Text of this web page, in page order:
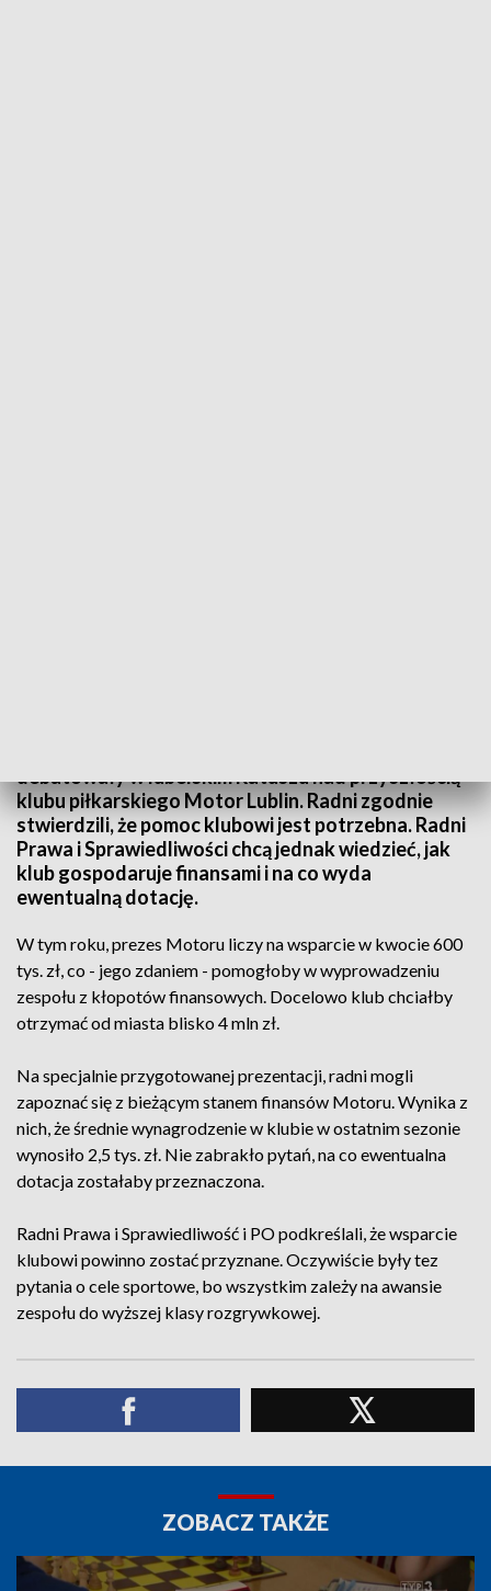
debatowały w lubelskim Ratuszu nad przyszłością
klubu piłkarskiego Motor Lublin. Radni zgodnie
stwierdzili, że pomoc klubowi jest potrzebna. Radni
Prawa i Sprawiedliwości chcą jednak wiedzieć, jak
klub gospodaruje finansami i na co wyda
ewentualną dotację.
W tym roku, prezes Motoru liczy na wsparcie w kwocie 600
tys. zł, co - jego zdaniem - pomogłoby w wyprowadzeniu
zespołu z kłopotów finansowych. Docelowo klub chciałby
otrzymać od miasta blisko 4 mln zł.
Na specjalnie przygotowanej prezentacji, radni mogli
zapoznać się z bieżącym stanem finansów Motoru. Wynika z
nich, że średnie wynagrodzenie w klubie w ostatnim sezonie
wynosiło 2,5 tys. zł. Nie zabrakło pytań, na co ewentualna
dotacja zostałaby przeznaczona.
Radni Prawa i Sprawiedliwość i PO podkreślali, że wsparcie
klubowi powinno zostać przyznane. Oczywiście były tez
pytania o cele sportowe, bo wszystkim zależy na awansie
zespołu do wyższej klasy rozgrywkowej.
ZOBACZ TAKŻE